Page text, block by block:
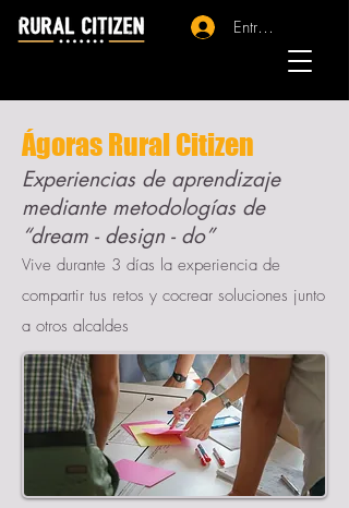
Entrar - Registro
Ágoras Rural Citizen
Experiencias de aprendizaje
mediante metodologías de
“dream - design - do”
Vive durante 3 días la experiencia de
compartir tus retos y cocrear soluciones junto
a otros alcaldes